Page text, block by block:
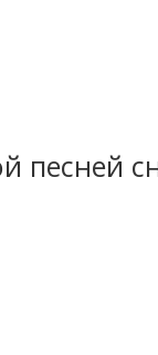
песней